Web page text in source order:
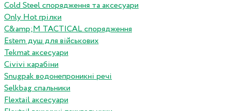
Cold Steel спорядження та аксесуари
Only Hot грілки
C&amp;M TACTICAL спорядження
Estem душ для військових
Tekmat аксесуари
Сivivi карабіни
Snugpak водонепроникні речі
Selkbag спальники
Flextail аксесуари